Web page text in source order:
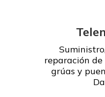
reparación
grúas y